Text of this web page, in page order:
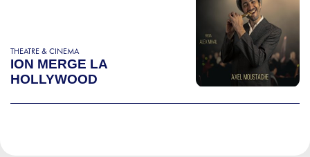
THEATRE & CINEMA
ION MERGE LA
HOLLYWOOD